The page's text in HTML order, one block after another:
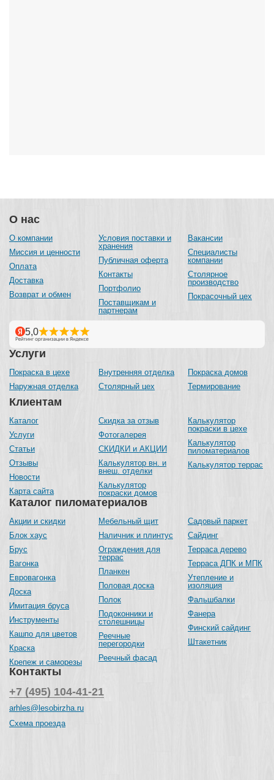
О нас
О компании
Миссия и ценности
Оплата
Доставка
Возврат и обмен
Условия поставки и
хранения
Публичная оферта
Контакты
Портфолио
Поставщикам и
партнерам
Вакансии
Специалисты
компании
Столярное
производство
Покрасочный цех
Каталог пиломатериалов
Акции и скидки
Блок хаус
Брус
Вагонка
Евровагонка
Доска
Имитация бруса
Инструменты
Кашпо для цветов
Краска
Крепеж и саморезы
Мебельный щит
Наличник и плинтус
Ограждения для
террас
Планкен
Половая доска
Полок
Подоконники и
столешницы
Реечные
перегородки
Реечный фасад
Садовый паркет
Сайдинг
Терраса дерево
Терраса ДПК и МПК
Утепление и
изоляция
Фальшбалки
Фанера
Финский сайдинг
Штакетник
Услуги
Покраска в цехе
Наружная отделка
Внутренняя отделка
Столярный цех
Покраска домов
Термирование
Клиентам
Каталог
Услуги
Статьи
Отзывы
Новости
Карта сайта
Скидка за отзыв
Фотогалерея
СКИДКИ и АКЦИИ
Калькулятор вн. и
внеш. отделки
Калькулятор
покраски домов
Калькулятор
покраски в цехе
Калькулятор
пиломатериалов
Калькулятор террас
Контакты
+7 (495) 104-41-21
arhles@lesobirzha.ru
Схема проезда